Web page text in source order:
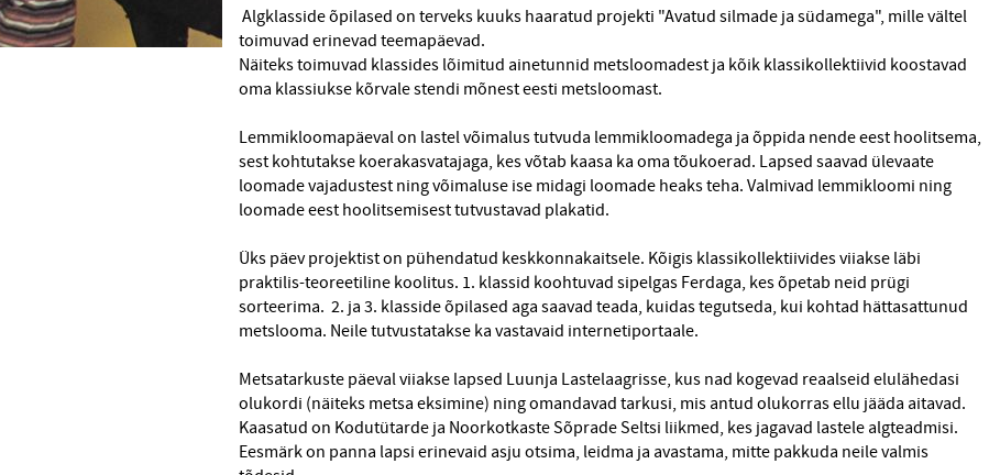
Algklasside õpilased on terveks kuuks haaratud projekti "Avatud silmade ja südamega", mille vältel
toimuvad erinevad teemapäevad.
Näiteks toimuvad klassides lõimitud ainetunnid metsloomadest ja kõik klassikollektiivid koostavad
oma klassiukse kõrvale stendi mõnest eesti metsloomast.
Lemmikloomapäeval on lastel võimalus tutvuda lemmikloomadega ja õppida nende eest hoolitsema,
sest kohtutakse koerakasvatajaga, kes võtab kaasa ka oma tõukoerad. Lapsed saavad ülevaate
loomade vajadustest ning võimaluse ise midagi loomade heaks teha. Valmivad lemmikloomi ning
loomade eest hoolitsemisest tutvustavad plakatid.
Üks päev projektist on pühendatud keskkonnakaitsele. Kõigis klassikollektiivides viiakse läbi
praktilis-teoreetiline koolitus. 1. klassid koohtuvad sipelgas Ferdaga, kes õpetab neid prügi
sorteerima. 2. ja 3. klasside õpilased aga saavad teada, kuidas tegutseda, kui kohtad hättasattunud
metslooma. Neile tutvustatakse ka vastavaid internetiportaale.
Metsatarkuste päeval viiakse lapsed Luunja Lastelaagrisse, kus nad kogevad reaalseid elulähedasi
olukordi (näiteks metsa eksimine) ning omandavad tarkusi, mis antud olukorras ellu jääda aitavad.
Kaasatud on Kodutütarde ja Noorkotkaste Sõprade Seltsi liikmed, kes jagavad lastele algteadmisi.
Eesmärk on panna lapsi erinevaid asju otsima, leidma ja avastama, mitte pakkuda neile valmis